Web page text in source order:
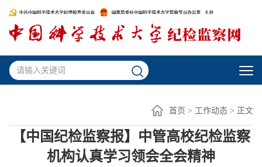
首页 > 工作动态 > 正文
【中国纪检监察报】中管高校纪检监察
机构认真学习领会全会精神